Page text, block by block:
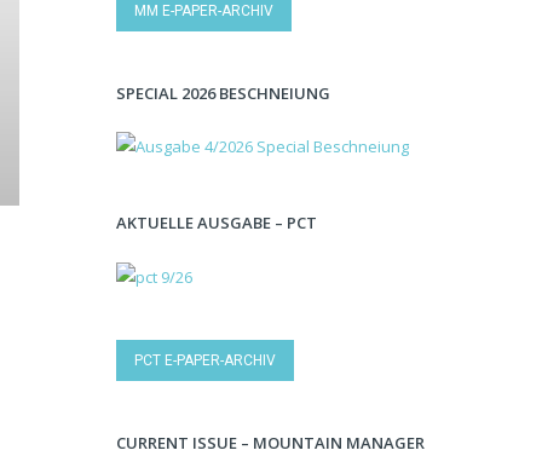
MM E-PAPER-ARCHIV
SPECIAL 2026 BESCHNEIUNG
AKTUELLE AUSGABE – PCT
PCT E-PAPER-ARCHIV
CURRENT ISSUE – MOUNTAIN MANAGER